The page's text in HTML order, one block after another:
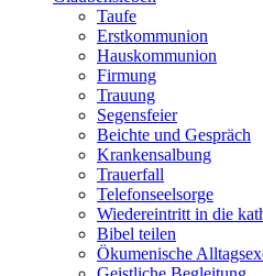
Taufe
Erstkommunion
Hauskommunion
Firmung
Trauung
Segensfeier
Beichte und Gespräch
Krankensalbung
Trauerfall
Telefonseelsorge
Wiedereintritt in die
Bibel teilen
Ökumenische